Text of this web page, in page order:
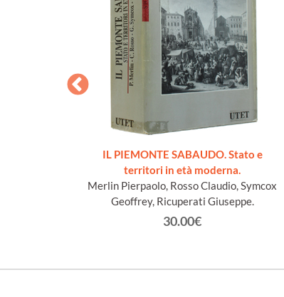
IL PIEMONTE SABAUDO. Stato e
territori in età moderna.
Merlin Pierpaolo, Rosso Claudio, Symcox
Geoffrey, Ricuperati Giuseppe.
30.00€